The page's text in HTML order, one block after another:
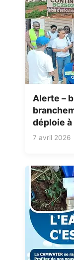
Alerte –
déploie à
7 avril 2026